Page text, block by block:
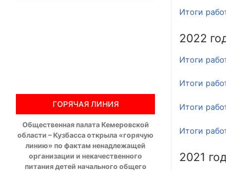
Соглашения
Рекомендации
Порядок
Итоги
2022
Итоги
Итоги
Итоги
Итоги
2021
ГОРЯЧАЯ ЛИНИЯ
Общественная палата Кемеровской
области – Кузбасса открыла «горячую
линию» по фактам ненадлежащей
организации и некачественного
питания детей начального общего